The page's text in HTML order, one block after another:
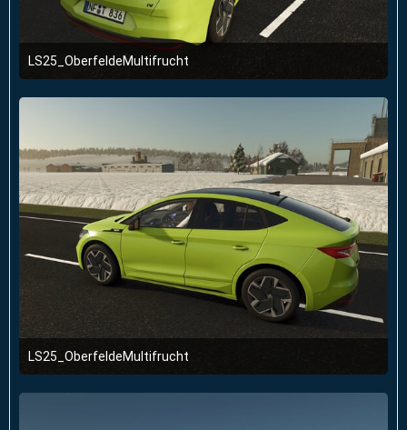
LS25_OberfeldeMultifrucht
2. Januar 2026 um 23:51
LS25_OberfeldeMultifrucht
2. Januar 2026 um 23:51